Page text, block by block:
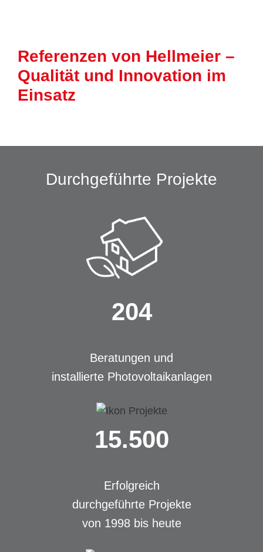
Referenzen von Hellmeier –
Qualität und Innovation im
Einsatz
Durchgeführte Projekte
204
Beratungen und
installierte Photovoltaikanlagen
15.500
Erfolgreich
durchgeführte Projekte
von 1998 bis heute